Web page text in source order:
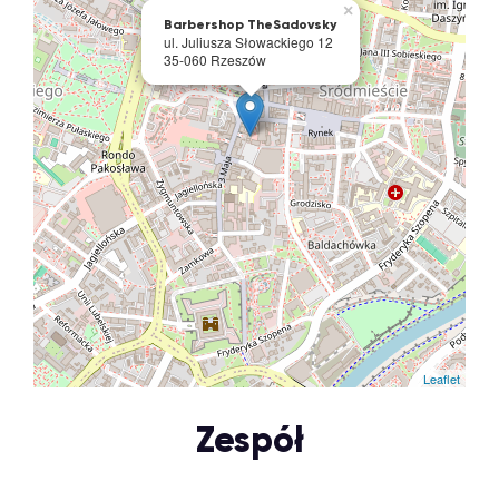
Barbershop TheSadovsky
ul. Juliusza Słowackiego 12
35-060 Rzeszów
×
Leaflet
Zespół